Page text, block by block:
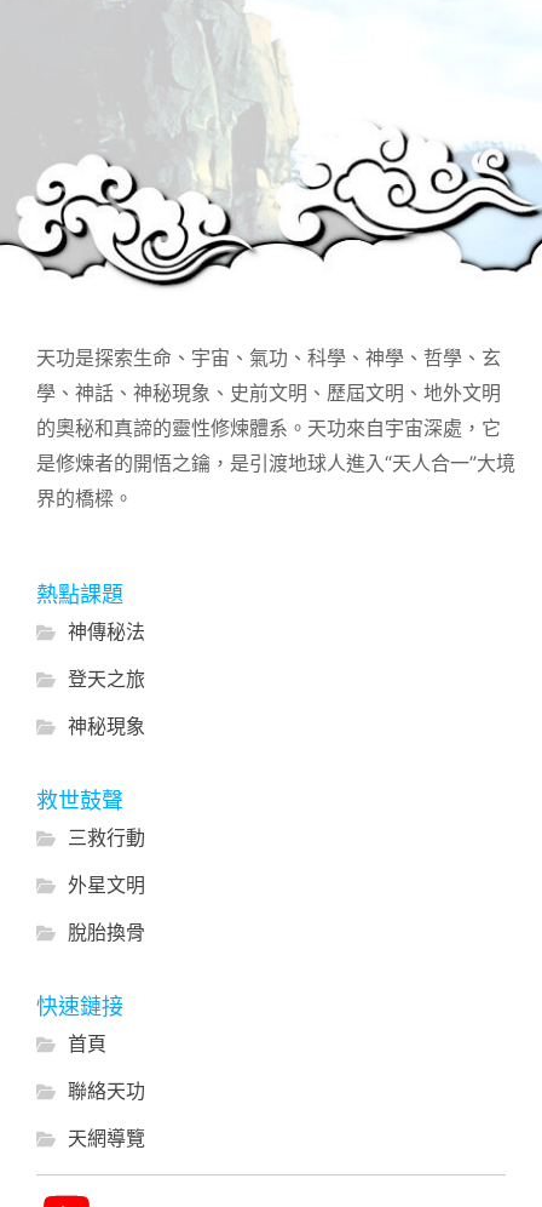
天功是探索生命、宇宙、氣功、科學、神學、哲學、玄
學、神話、神秘現象、史前文明、歷屆文明、地外文明
的奧秘和真諦的靈性修煉體系。天功來自宇宙深處，它
是修煉者的開悟之鑰，是引渡地球人進入“天人合一”大境
界的橋樑。
熱點課題
神傳秘法
登天之旅
神秘現象
救世鼓聲
三救行動
外星文明
脫胎換骨
快速鏈接
首頁
聯絡天功
天網導覽